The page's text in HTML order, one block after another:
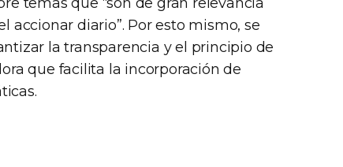
accionar diario”. Por esto mismo, se
la transparencia y el principio de
que facilita la incorporación de